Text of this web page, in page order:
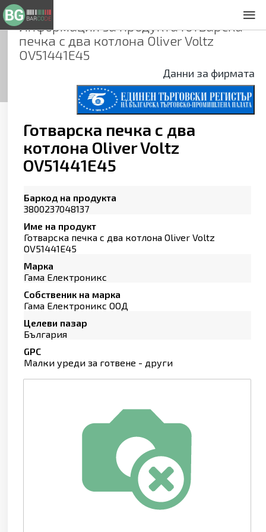
Информация за продуктаГотварска
печка с два котлона Oliver Voltz
OV51441E45
Данни за фирмата
Готварска печка с два
котлона Oliver Voltz
OV51441E45
Баркод на продукта
3800237048137
Име на продукт
Готварска печка с два котлона Oliver Voltz
OV51441E45
Марка
Гама Електроникс
Собственик на марка
Гама Електроникс ООД
Целеви пазар
България
GPC
Малки уреди за готвене - други
Общи условия
Декларация за проверителност
Заснемане на продукти
Контакти